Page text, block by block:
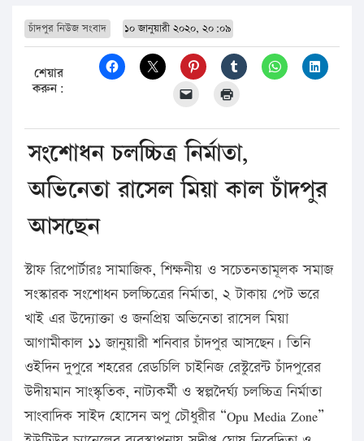
চাঁদপুর নিউজ সংবাদ ১০ জানুয়ারী ২০২০, ২০:০৯
শেয়ার
করুন:
সংশোধন চলচ্চিত্র নির্মাতা,
অভিনেতা রাসেল মিয়া কাল চাঁদপুর
আসছেন
স্টাফ রিপোর্টারঃ সামাজিক, শিক্ষনীয় ও সচেতনতামূলক সমাজ
সংস্কারক সংশোধন চলচ্চিত্রের নির্মাতা, ২ টাকায় পেট ভরে
খাই এর উদ্যোক্তা ও জনপ্রিয় অভিনেতা রাসেল মিয়া
আগামীকাল ১১ জানুয়ারী শনিবার চাঁদপুর আসছেন। তিনি
ওইদিন দুপুরে শহরের রেডচিলি চাইনিজ রেস্টুরেন্ট চাঁদপুরের
উদীয়মান সাংস্কৃতিক, নাট্যকর্মী ও স্বল্পদৈর্ঘ্য চলচ্চিত্র নির্মাতা
সাংবাদিক সাইদ হোসেন অপু চৌধুরীর “Opu Media Zone”